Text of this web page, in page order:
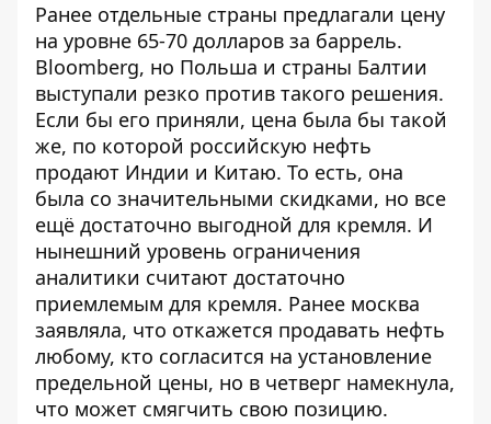
Ранее отдельные страны предлагали цену
на уровне 65-70 долларов за баррель.
Bloomberg, но Польша и страны Балтии
выступали резко против такого решения.
Если бы его приняли, цена была бы такой
же, по которой российскую нефть
продают Индии и Китаю. То есть, она
была со значительными скидками, но все
ещё достаточно выгодной для кремля. И
нынешний уровень ограничения
аналитики считают достаточно
приемлемым для кремля. Ранее москва
заявляла, что откажется продавать нефть
любому, кто согласится на установление
предельной цены, но в четверг намекнула,
что может смягчить свою позицию.